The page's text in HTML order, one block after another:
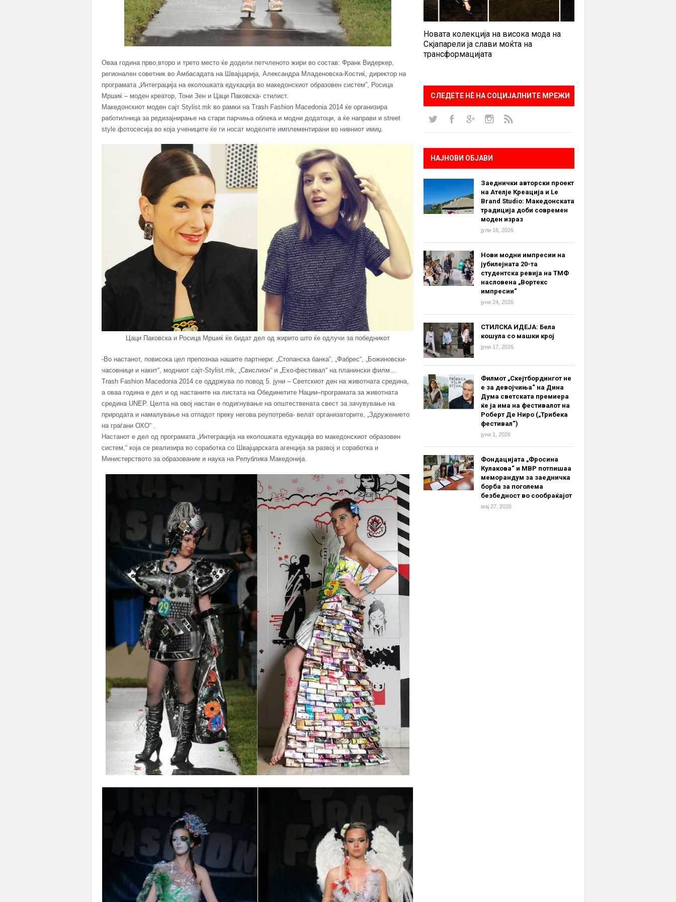
Оваа година прво,второ и трето место ќе додели петчленото жири во состав: Франк Видеркер,
регионален советник во Амбасадата на Швајцарија, Александра Младеновска-Костиќ, директор на
програмата „Интеграција на еколошката едукација во македонскиот образовен систем”, Росица
Мршиќ – моден креатор, Тони Зен и Цаци Паковска- стилист.
Македонскиот моден сајт Stylist.mk во рамки на Trash Fashion Macedonia 2014 ќе организира
работилница за редизајнирање на стари парчиња облека и модни додатоци, а ќе направи и street
style фотосесија во која учениците ќе ги носат моделите имплементирани во нивниот имиџ.
Цаци Паковска и Росица Мршиќ ќе бидат дел од жиритo што ќе одлучи за победникот
-Во настанот, повисока цел препознаа нашите партнери: „Стопанска банка“, „Фабрес“, „Божиновски-
часовници и накит“, модниот сајт-Stylist.mk, „Свислион“ и „Ехо-фестивал“ на планински филм…
Trash Fashion Macedonia 2014 се оддржува по повод 5. jуни – Светскиот ден на животната средина,
а оваа година е дел и од настаните на листата на Обединетите Нации–програмата за животната
средина UNEP. Целта на овој настан е подигнување на општествената свест за зачувување на
природата и намалување на отпадот преку негова реупотреба- велат организаторите, „Здружението
на граѓани ОХО“ .
Настанот е дел од програмата „Интеграција на еколошката едукација во македонскиот образовен
систем,“ која се реализира во соработка со Швајцарската агенција за развој и соработка и
Министерството за образование и наука на Република Македонија.
Новата колекција на висока мода на
Скјапарели ја слави моќта на
трансформацијата
СЛЕДЕТЕ НÈ НА СОЦИЈАЛНИТЕ МРЕЖИ
НАЈНОВИ ОБЈАВИ
Заеднички авторски проект
на Ателје Креација и Le
Brand Studio: Македонската
традиција доби современ
моден израз
јули 16, 2026
Нови модни импресии на
јубилејната 20-та
студентска ревија на ТМФ
насловена „Вортекс
импресии“
јуни 24, 2026
СТИЛСКА ИДЕЈА: Бела
кошула со машки крој
јуни 17, 2026
Филмот „Скејтбордингот не
е за девојчиња“ на Дина
Дума светската премиера
ќе ја има на фестивалот на
Роберт Де Ниро („Трибека
фестивал“)
јуни 1, 2026
Фондацијата „Фросина
Кулакова“ и МВР потпишаа
меморандум за заедничка
борба за поголема
безбедност во сообраќајот
мај 27, 2026